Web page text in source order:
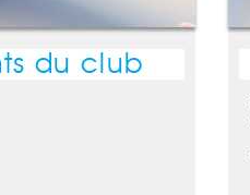
du club